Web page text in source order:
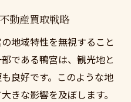
動産買取戦略
地域特性を無視すること
である鴨宮は、観光地と
良好です。このような地
きな影響を及ぼします。